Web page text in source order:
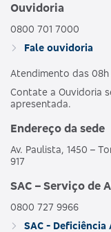
Ouvidoria
0800 701 7000
Fale ouvidoria
Atendimento das 08h
Contate a Ouvidoria
apresentada.
Endereço da sede
Av. Paulista, 1450 –
917
SAC – Serviço de
0800 727 9966
SAC - Deficiência